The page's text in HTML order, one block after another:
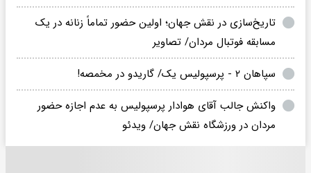
تاریخ‌سازی در نقش جهان؛ اولین حضور تماماً زنانه در یک
مسابقه فوتبال مردان/ تصاویر
سپاهان ۲ - پرسپولیس یک/ گاریدو در مخمصه!
واکنش جالب آقای هوادار پرسپولیس به عدم اجازه حضور
مردان در ورزشگاه نقش جهان/ ویدئو